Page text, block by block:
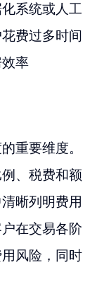
系统或人工
费过多时间
率
重要维度。
、税费和额
晰列明费用
在交易各阶
风险，同时